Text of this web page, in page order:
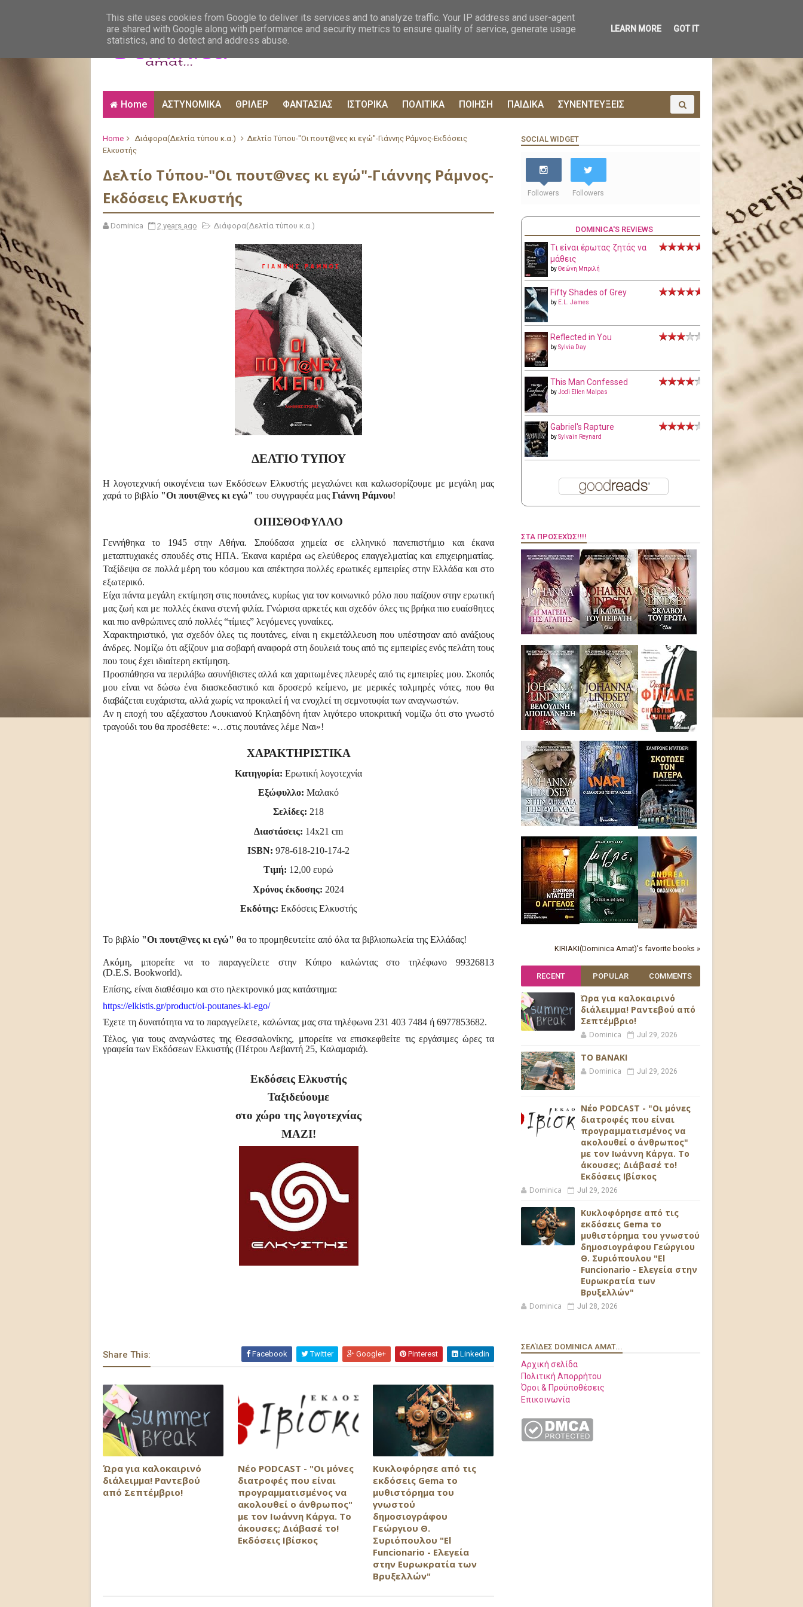
Home ΑΣΤΥΝΟΜΙΚΑ ΘΡΙΛΕΡ ΦΑΝΤΑΣΙΑΣ ΙΣΤΟΡΙΚΑ ΠΟΛΙΤΙΚΑ ΠΟΙΗΣΗ ΠΑΙΔΙΚΑ ΣΥΝΕΝΤΕΥΞΕΙΣ
Home Διάφορα(Δελτία τύπου κ.α.)
Δελτίο Τύπου-"Οι πουτ@νες κι εγώ"-Γιάννης Ράμνος-Εκδόσεις
Ελκυστής
Δελτίο Τύπου-"Οι πουτ@νες κι εγώ"-Γιάννης Ράμνος-
Εκδόσεις Ελκυστής
Dominica 2 years ago Διάφορα(Δελτία τύπου κ.α.)
ΔΕΛΤΙΟ ΤΥΠΟΥ
Η λογοτεχνική οικογένεια των Εκδόσεων Ελκυστής μεγαλώνει και καλωσορίζουμε με μεγάλη μας
χαρά το βιβλίο "Οι πουτ@νες κι εγώ" του συγγραφέα μας Γιάννη Ράμνου!
ΟΠΙΣΘΟΦΥΛΛΟ
Γεννήθηκα το 1945 στην Αθήνα. Σπούδασα χημεία σε ελληνικό πανεπιστήμιο και έκανα
μεταπτυχιακές σπουδές στις ΗΠΑ. Έκανα καριέρα ως ελεύθερος επαγγελματίας και επιχειρηματίας.
Ταξίδεψα σε πολλά μέρη του κόσμου και απέκτησα πολλές ερωτικές εμπειρίες στην Ελλάδα και στο
εξωτερικό.
Είχα πάντα μεγάλη εκτίμηση στις πουτάνες, κυρίως για τον κοινωνικό ρόλο που παίζουν στην ερωτική
μας ζωή και με πολλές έκανα στενή φιλία. Γνώρισα αρκετές και σχεδόν όλες τις βρήκα πιο ευαίσθητες
και πιο ανθρώπινες από πολλές “τίμιες” λεγόμενες γυναίκες.
Χαρακτηριστικό, για σχεδόν όλες τις πουτάνες, είναι η εκμετάλλευση που υπέστησαν από ανάξιους
άνδρες. Νομίζω ότι αξίζουν μια σοβαρή αναφορά στη δουλειά τους από τις εμπειρίες ενός πελάτη τους
που τους έχει ιδιαίτερη εκτίμηση.
Προσπάθησα να περιλάβω ασυνήθιστες αλλά και χαριτωμένες πλευρές από τις εμπειρίες μου. Σκοπός
μου είναι να δώσω ένα διασκεδαστικό και δροσερό κείμενο, με μερικές τολμηρές νότες, που θα
διαβάζεται ευχάριστα, αλλά χωρίς να προκαλεί ή να ενοχλεί τη σεμνοτυφία των αναγνωστών.
Αν η εποχή του αξέχαστου Λουκιανού Κηλαηδόνη ήταν λιγότερο υποκριτική νομίζω ότι στο γνωστό
τραγούδι του θα προσέθετε: «…στις πουτάνες λέμε Ναι»!
ΧΑΡΑΚΤΗΡΙΣΤΙΚΑ
Κατηγορία: Ερωτική λογοτεχνία
Εξώφυλλο: Μαλακό
Σελίδες: 218
Διαστάσεις: 14x21 cm
ISBN: 978-618-210-174-2
Τιμή: 12,00 ευρώ
Χρόνος έκδοσης: 2024
Εκδότης: Εκδόσεις Ελκυστής
Το βιβλίο "Οι πουτ@νες κι εγώ" θα το προμηθευτείτε από όλα τα βιβλιοπωλεία της Ελλάδας!
Ακόμη, μπορείτε να το παραγγείλετε στην Κύπρο καλώντας στο τηλέφωνο 99326813
(D.E.S. Bookworld).
Επίσης, είναι διαθέσιμο και στο ηλεκτρονικό μας κατάστημα:
https://elkistis.gr/product/oi-poutanes-ki-ego/
Έχετε τη δυνατότητα να το παραγγείλετε, καλώντας μας στα τηλέφωνα 231 403 7484 ή 6977853682.
Τέλος, για τους αναγνώστες της Θεσσαλονίκης, μπορείτε να επισκεφθείτε τις εργάσιμες ώρες τα
γραφεία των Εκδόσεων Ελκυστής (Πέτρου Λεβαντή 25, Καλαμαριά).
Εκδόσεις Ελκυστής
Ταξιδεύουμε
στο χώρο της λογοτεχνίας
ΜΑΖΙ!
Share This: Facebook Twitter Google+ Pinterest Linkedin
Ώρα για καλοκαιρινό
διάλειμμα! Ραντεβού
από Σεπτέμβριο!
Νέο PODCAST - "Οι μόνες
διατροφές που είναι
προγραμματισμένος να
ακολουθεί ο άνθρωπος"
με τον Ιωάννη Κάργα. Το
άκουσες; Διάβασέ το!
Εκδόσεις Ιβίσκος
Κυκλοφόρησε από τις
εκδόσεις Gema το
μυθιστόρημα του
γνωστού
δημοσιογράφου
Γεώργιου Θ.
Συριόπουλου "El
Funcionario - Ελεγεία
στην Ευρωκρατία των
Βρυξελλών"
SOCIAL WIDGET
Followers Followers
DOMINICA'S REVIEWS
Τι είναι έρωτας ζητάς να
μάθεις
byΘεώνη Μπριλή
Fifty Shades of Grey
by E.L. James
Reflected in You
bySylvia Day
This Man Confessed
byJodi Ellen Malpas
Gabriel's Rapture
bySylvain Reynard
ΣΤΑ ΠΡΟΣΕΧΏΣ!!!!
KIRIAKI(Dominica Amat)'s favorite books »
RECENT POPULAR COMMENTS
Ώρα για καλοκαιρινό
διάλειμμα! Ραντεβού από
Σεπτέμβριο!
Dominica Jul 29, 2026
ΤΟ ΒΑΝΑΚΙ
Dominica Jul 29, 2026
Νέο PODCAST - "Οι μόνες
διατροφές που είναι
προγραμματισμένος να
ακολουθεί ο άνθρωπος"
με τον Ιωάννη Κάργα. Το
άκουσες; Διάβασέ το!
Εκδόσεις Ιβίσκος
Dominica Jul 29, 2026
Κυκλοφόρησε από τις
εκδόσεις Gema το
μυθιστόρημα του γνωστού
δημοσιογράφου Γεώργιου
Θ. Συριόπουλου "El
Funcionario - Ελεγεία στην
Ευρωκρατία των
Βρυξελλών"
Dominica Jul 28, 2026
ΣΕΛΊΔΕΣ DOMINICA AMAT...
Αρχική σελίδα
Πολιτική Απορρήτου
Όροι & Προϋποθέσεις
Επικοινωνία
This site uses cookies from Google to deliver its services and to analyze traffic. Your IP address and user-agent
are shared with Google along with performance and security metrics to ensure quality of service, generate usage
statistics, and to detect and address abuse.
LEARN MORE GOT IT